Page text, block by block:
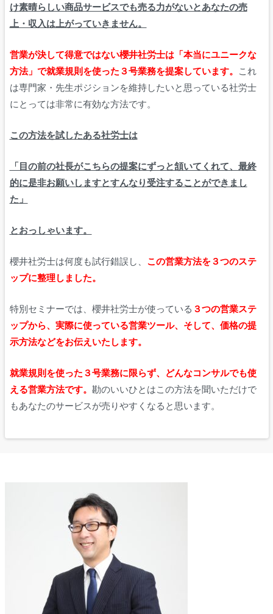
け素晴らしい商品サービスでも売る力がないとあなたの売
上・収入は上がっていきません。
営業が決して得意ではない櫻井社労士は「本当にユニークな
方法」で就業規則を使った３号業務を提案しています。
これ
は専門家・先生ポジションを維持したいと思っている社労士
にとっては非常に有効な方法です。
この方法を試したある社労士は
「目の前の社長がこちらの提案にずっと頷いてくれて、最終
的に是非お願いしますとすんなり受注することができまし
た」
とおっしゃいます。
櫻井社労士は何度も試行錯誤し、 この営業方法を３つのステ
ップに整理しました。
特別セミナーでは、櫻井社労士が使っている ３つの営業ステ
ップから、実際に使っている営業ツール、そして、価格の提
示方法などをお伝えいたします。
就業規則を使った３号業務に限らず、どんなコンサルでも使
える営業方法です。 勘のいいひとはこの方法を聞いただけで
もあなたのサービスが売りやすくなると思います。